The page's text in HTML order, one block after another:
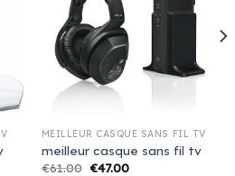
MEILLEUR CASQUE SANS FIL TV
meilleur casque sans fil tv
€61.00 €47.00